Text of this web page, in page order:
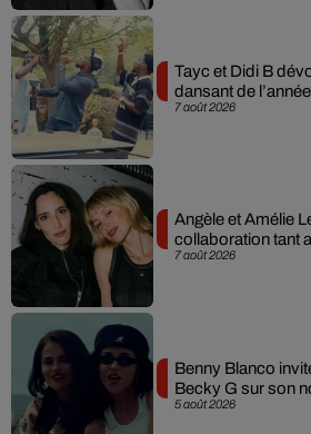
7 août 2026
Tayc et Didi B
dansant de l’année
7 août 2026
Angèle et Amélie
collaboration tant
5 août 2026
Benny Blanco
Becky G sur son